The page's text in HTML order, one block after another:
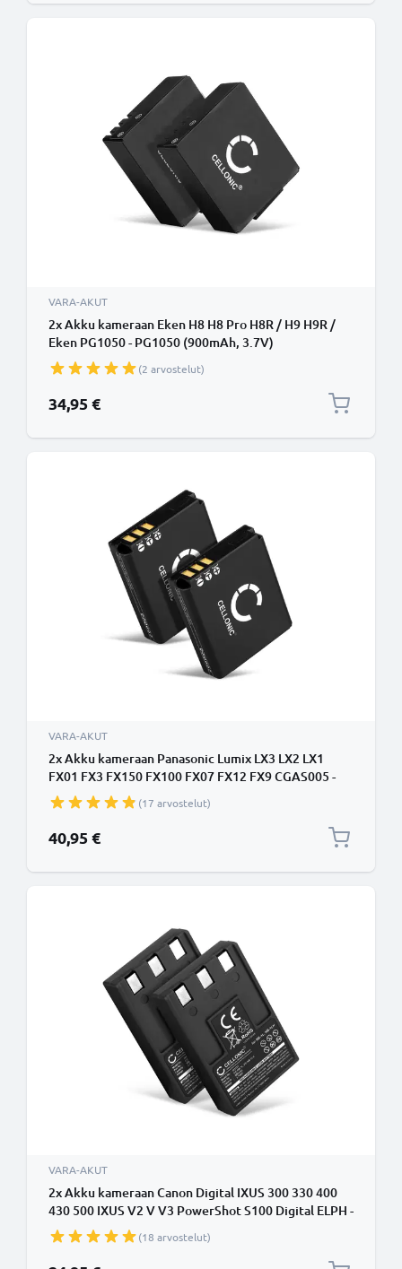
VARA-AKUT
2x Akku kameraan Eken H8 H8 Pro H8R / H9 H9R /
Eken PG1050 - PG1050 (900mAh, 3.7V)
tuotemerkiltä CELLONIC
(2 arvostelut)
34,95 €
VARA-AKUT
2x Akku kameraan Panasonic Lumix LX3 LX2 LX1
FX01 FX3 FX150 FX100 FX07 FX12 FX9 CGAS005 -
CGA-S005 DMW-BCC12 (1100mAh, 3.7V)
tuotemerkiltä CELLONIC
(17 arvostelut)
40,95 €
VARA-AKUT
2x Akku kameraan Canon Digital IXUS 300 330 400
430 500 IXUS V2 V V3 PowerShot S100 Digital ELPH -
NB-1LH (830mAh, 3.7V) tuotemerkiltä CELLONIC
(18 arvostelut)